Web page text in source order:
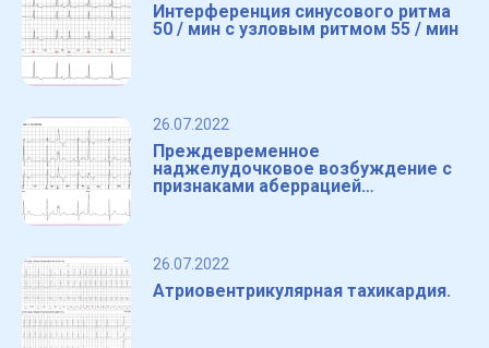
Интерференция синусового ритма
50 / мин с узловым ритмом 55 / мин
26.07.2022
Преждевременное
наджелудочковое возбуждение с
признаками аберрацией
26.07.2022
Атриовентрикулярная тахикардия.